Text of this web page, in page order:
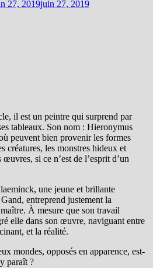
27, 2019juin 27, 2019
il est un peintre qui surprend par
tableaux. Son nom : Hieronymus
peuvent bien provenir les formes
créatures, les monstres hideux et
si ce n’est de l’esprit d’un
une jeune et brillante
entreprend justement la
À mesure que son travail
elle dans son œuvre, naviguant entre
et la réalité.
mondes, opposés en apparence, est-
paraît ?